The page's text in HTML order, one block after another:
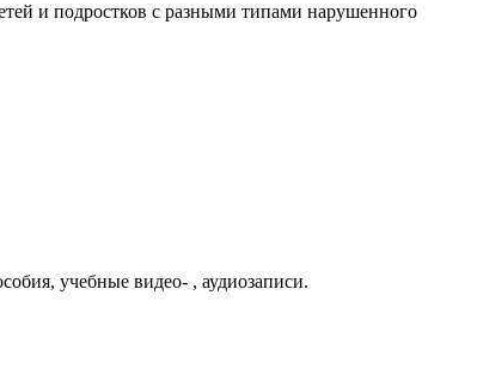
и подростков с разными типами нарушенного
учебные видео- , аудиозаписи.